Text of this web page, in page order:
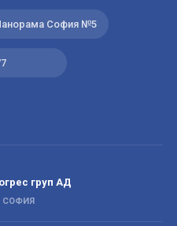
София №5
груп АД
СОФИЯ